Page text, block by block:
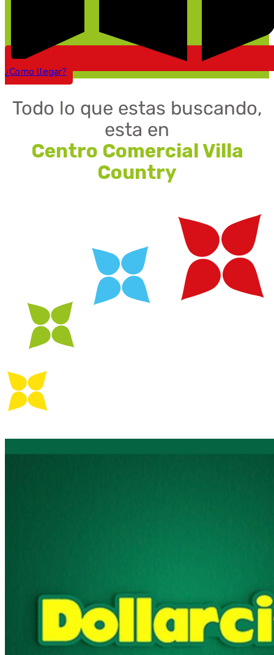
¿Como llegar?
Todo lo que estas buscando,
esta en
Centro Comercial Villa
Country